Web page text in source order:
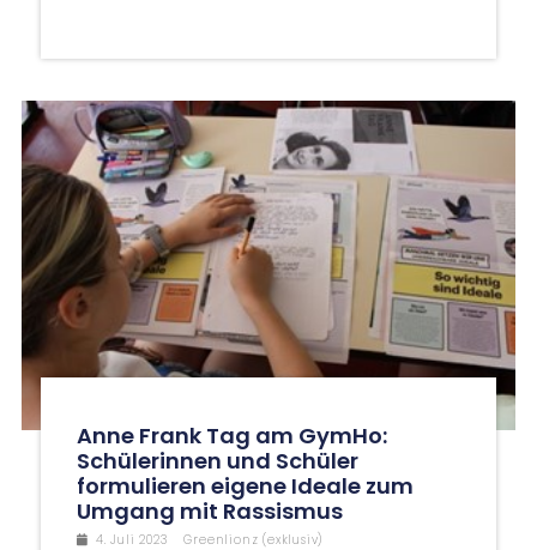
Anne Frank Tag am GymHo:
Schülerinnen und Schüler
formulieren eigene Ideale zum
Umgang mit Rassismus
4. Juli 2023 Greenlionz (exklusiv)